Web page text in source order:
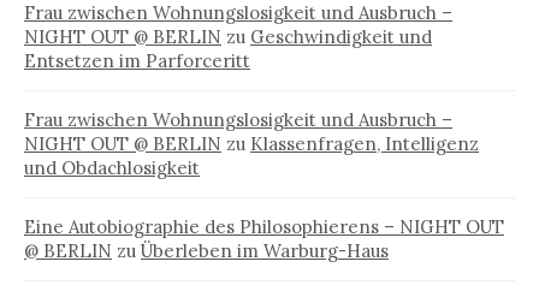
Frau zwischen Wohnungslosigkeit und Ausbruch –
NIGHT OUT @ BERLIN zu Geschwindigkeit und
Entsetzen im Parforceritt
Frau zwischen Wohnungslosigkeit und Ausbruch –
NIGHT OUT @ BERLIN zu Klassenfragen, Intelligenz
und Obdachlosigkeit
Eine Autobiographie des Philosophierens – NIGHT OUT
@ BERLIN zu Überleben im Warburg-Haus